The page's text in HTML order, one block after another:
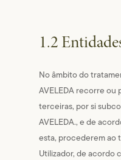
1.2
No âmbito do
AVELEDA recorre
terceiras, por si
AVELEDA., e de
esta, procederem ao
Utilizador, de acordo